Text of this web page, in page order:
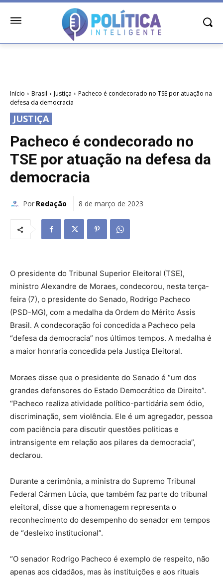
Início Brasil Justiça
Pacheco é condecorado no TSE por atuação na
defesa da democracia
JUSTIÇA
Pacheco é condecorado no
TSE por atuação na defesa da
democracia
Por Redação 8 de março de 2023
O presidente do Tribunal Superior Eleitoral (TSE),
ministro Alexandre de Moraes, condecorou, nesta terça-
feira (7), o presidente do Senado, Rodrigo Pacheco
(PSD-MG), com a medalha da Ordem do Mérito Assis
Brasil. A condecoração foi concedida a Pacheco pela
“defesa da democracia” nos últimos tempos. A medalha é
a maior honraria concedida pela Justiça Eleitoral.
Moraes disse que o presidente do Senado é “um dos
grandes defensores do Estado Democrático de Direito”.
“Pacheco realiza atividade político-partidária sem ódio,
discriminação, sem violência. Ele é um agregador, pessoa
com paciência para discutir questões politicas e
intransigente em relação aos pilares da democracia”,
declarou.
Durante a cerimônia, a ministra do Supremo Tribunal
Federal Cármen Lúcia, que também faz parte do tribunal
eleitoral, disse que a homenagem representa o
reconhecimento do desempenho do senador em tempos
de “desleixo institucional”.
“O senador Rodrigo Pacheco é exemplo de respeito, não
apenas aos cidadãos, mas às instituições e aos rituais